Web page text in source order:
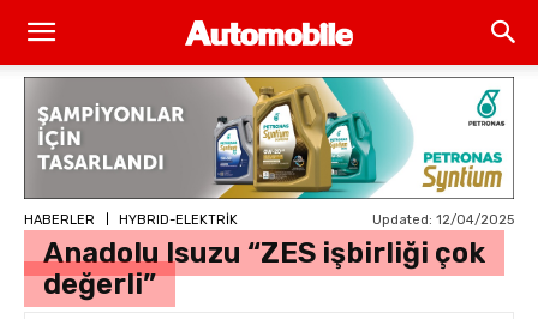
HABERLER HYBRID-ELEKTRİK Updated: 12/04/2025
Anadolu Isuzu “ZES işbirliği çok
değerli”